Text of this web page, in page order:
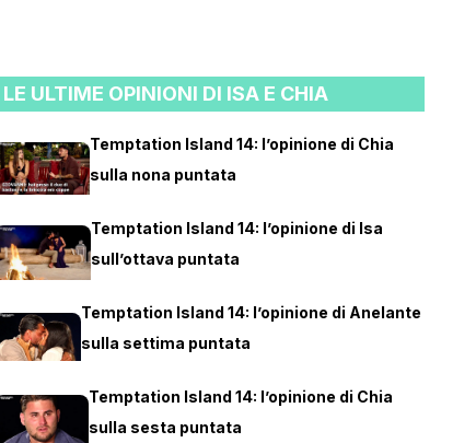
LE ULTIME OPINIONI DI ISA E CHIA
Temptation Island 14: l’opinione di Chia
sulla nona puntata
Temptation Island 14: l’opinione di Isa
sull’ottava puntata
Temptation Island 14: l’opinione di Anelante
sulla settima puntata
Temptation Island 14: l’opinione di Chia
sulla sesta puntata